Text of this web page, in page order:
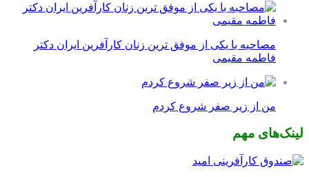
مصاحبه با یکی از موفق ترین زنان کارآفرین ایران دکتر
فاطمه مقیمی
من از زیر صفر شروع کردم
لینک‌های مهم